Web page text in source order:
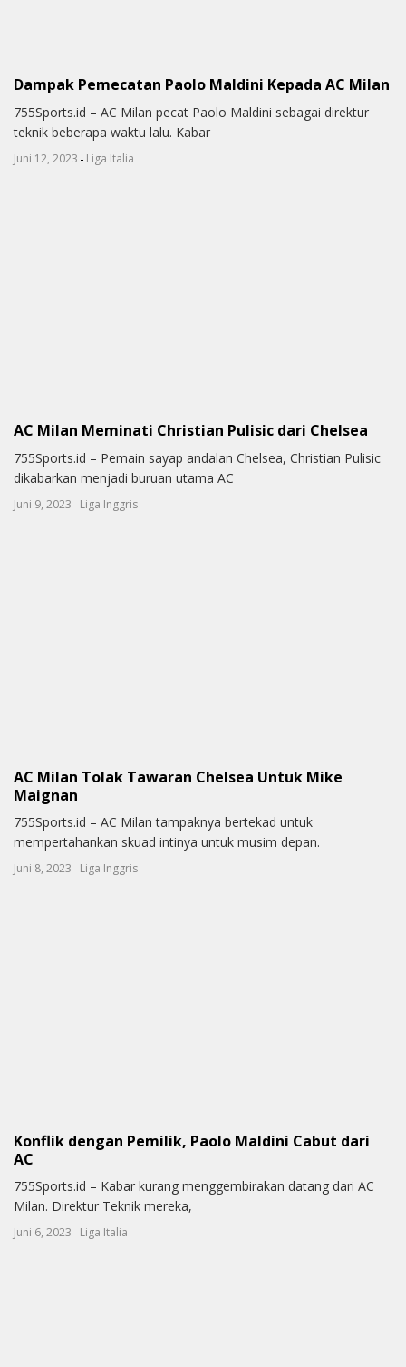
Dampak Pemecatan Paolo Maldini Kepada AC Milan
755Sports.id – AC Milan pecat Paolo Maldini sebagai direktur
teknik beberapa waktu lalu. Kabar
Juni 12, 2023 - Liga Italia
AC Milan Meminati Christian Pulisic dari Chelsea
755Sports.id – Pemain sayap andalan Chelsea, Christian Pulisic
dikabarkan menjadi buruan utama AC
Juni 9, 2023 - Liga Inggris
AC Milan Tolak Tawaran Chelsea Untuk Mike
Maignan
755Sports.id – AC Milan tampaknya bertekad untuk
mempertahankan skuad intinya untuk musim depan.
Juni 8, 2023 - Liga Inggris
Konflik dengan Pemilik, Paolo Maldini Cabut dari
AC
755Sports.id – Kabar kurang menggembirakan datang dari AC
Milan. Direktur Teknik mereka,
Juni 6, 2023 - Liga Italia